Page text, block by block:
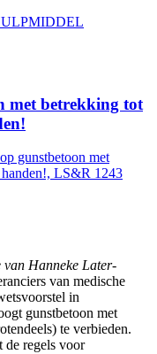
met betrekking tot
gunstbetoon met
LS&R 1243
van Hanneke Later-
van medische
in
gunstbetoon met
te verbieden.
de regels voor